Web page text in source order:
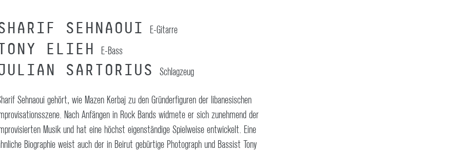
SEHNAOUI E-Gitarre
TONY ELIEH E-Bass
SARTORIUS Schlagzeug
Sehnaoui gehört, wie Mazen Kerbaj zu den Gründerfiguren der libanesischen
Nach Anfängen in Rock Bands widmete er sich zunehmend der
Musik und hat eine höchst eigenständige Spielweise entwickelt. Eine
Biographie weist auch der in Beirut gebürtige Photograph und Bassist Tony